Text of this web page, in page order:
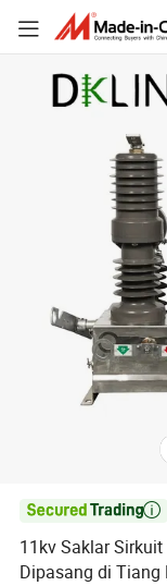

11kv Saklar
Dipasang di Tiang